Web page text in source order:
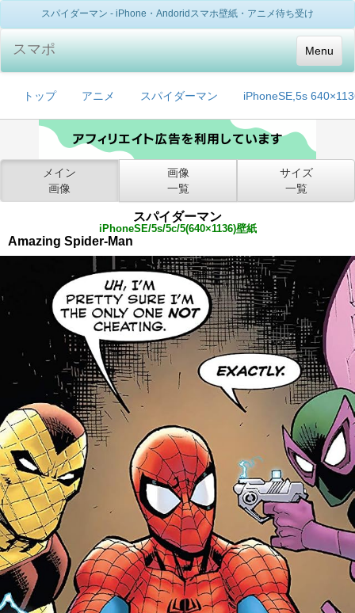
スパイダーマン - iPhone・Andoridスマホ壁紙・アニメ待ち受け
Menu
スマポ
トップ アニメ スパイダーマン iPhoneSE,5s
メイン
画像
画像
一覧
サイズ
一覧
スパイダーマン
iPhoneSE/5s/5c/5(640×1136)壁紙
Amazing Spider-Man